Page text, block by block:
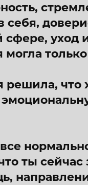
себя,
сфере, уход
могла
решила, что
ты сейчас